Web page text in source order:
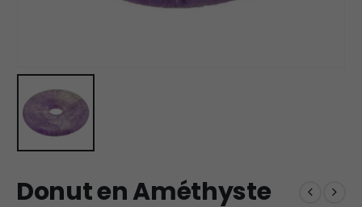
Donut en Améthyste